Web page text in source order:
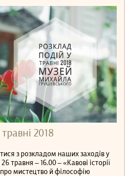
2018
з розкладом наших заходів у
травня – 16.00 – «Кавові історії
про мистецтво й філософію